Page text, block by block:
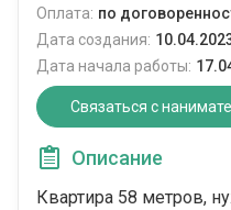
Оплата: по
Дата создания:
Дата начала работы:
Связаться с
Описание
Квартира 58 метров,